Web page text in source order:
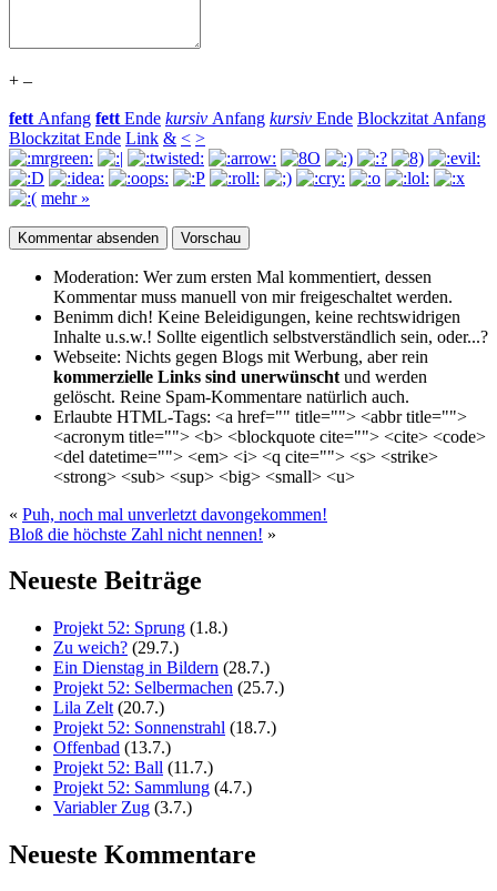
+ –
fett Anfang fett Ende kursiv Anfang kursiv Ende Blockzitat Anfang
Blockzitat Ende Link & < >
mehr »
Moderation: Wer zum ersten Mal kommentiert, dessen
Kommentar muss manuell von mir freigeschaltet werden.
Benimm dich! Keine Beleidigungen, keine rechtswidrigen
Inhalte u.s.w.! Sollte eigentlich selbst­verständlich sein, oder...?
Webseite: Nichts gegen Blogs mit Werbung, aber rein
kommerzielle Links sind unerwünscht und werden
gelöscht. Reine Spam-Kommentare natürlich auch.
Erlaubte HTML-Tags: <a href="" title=""> <abbr title="">
<acronym title=""> <b> <blockquote cite=""> <cite> <code>
<del datetime=""> <em> <i> <q cite=""> <s> <strike>
<strong> <sub> <sup> <big> <small> <u>
« Puh, noch mal unverletzt davongekommen!
Bloß die höchste Zahl nicht nennen! »
Neueste Beiträge
Projekt 52: Sprung (1.8.)
Zu weich? (29.7.)
Ein Dienstag in Bildern (28.7.)
Projekt 52: Selbermachen (25.7.)
Lila Zelt (20.7.)
Projekt 52: Sonnenstrahl (18.7.)
Offenbad (13.7.)
Projekt 52: Ball (11.7.)
Projekt 52: Sammlung (4.7.)
Variabler Zug (3.7.)
Neueste Kommentare